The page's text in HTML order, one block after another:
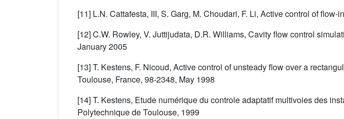
[11] L.N. Cattafesta, III, S. Garg, M. Choudari, F. Li, Active control of
[12] C.W. Rowley, V. Juttijudata, D.R. Williams, Cavity flow control
January 2005
[13] T. Kestens, F. Nicoud, Active control of unsteady flow over a
Toulouse, France, 98-2348, May 1998
[14] T. Kestens, Etude numérique du controle adaptatif multivoies des
Polytechnique de Toulouse, 1999